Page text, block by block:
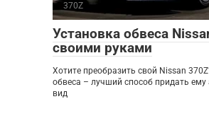
370Z
Установка обвеса
своими руками
Хотите преобразить свой Nissan
обвеса – лучший способ придать ему
вид